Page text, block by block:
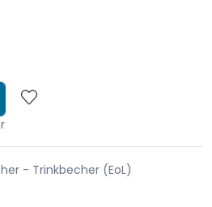
- Trinkbecher (EoL)